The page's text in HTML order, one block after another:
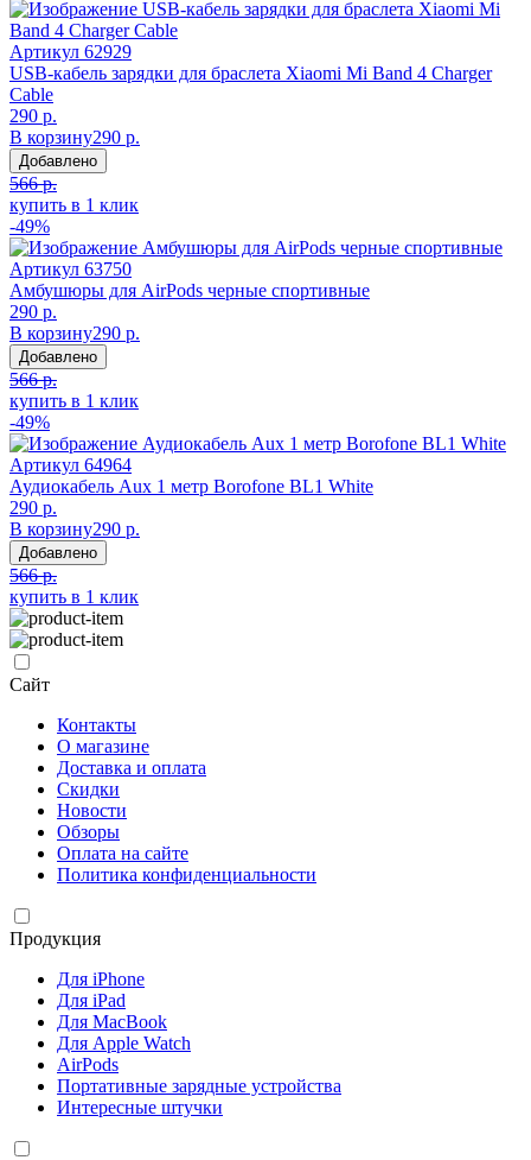
Артикул 62929
USB-кабель зарядки для браслета Xiaomi Mi Band 4 Charger
Cable
290 р.
В корзину290 р.
Добавлено
566 р.
купить в 1 клик
-49%
Артикул 63750
Амбушюры для AirPods черные спортивные
290 р.
В корзину290 р.
Добавлено
566 р.
купить в 1 клик
-49%
Артикул 64964
Аудиокабель Aux 1 метр Borofone BL1 White
290 р.
В корзину290 р.
Добавлено
566 р.
купить в 1 клик
Сайт
Контакты
О магазине
Доставка и оплата
Скидки
Новости
Обзоры
Оплата на сайте
Политика конфиденциальности
Продукция
Для iPhone
Для iPad
Для MacBook
Для Apple Watch
AirPods
Портативные зарядные устройства
Интересные штучки